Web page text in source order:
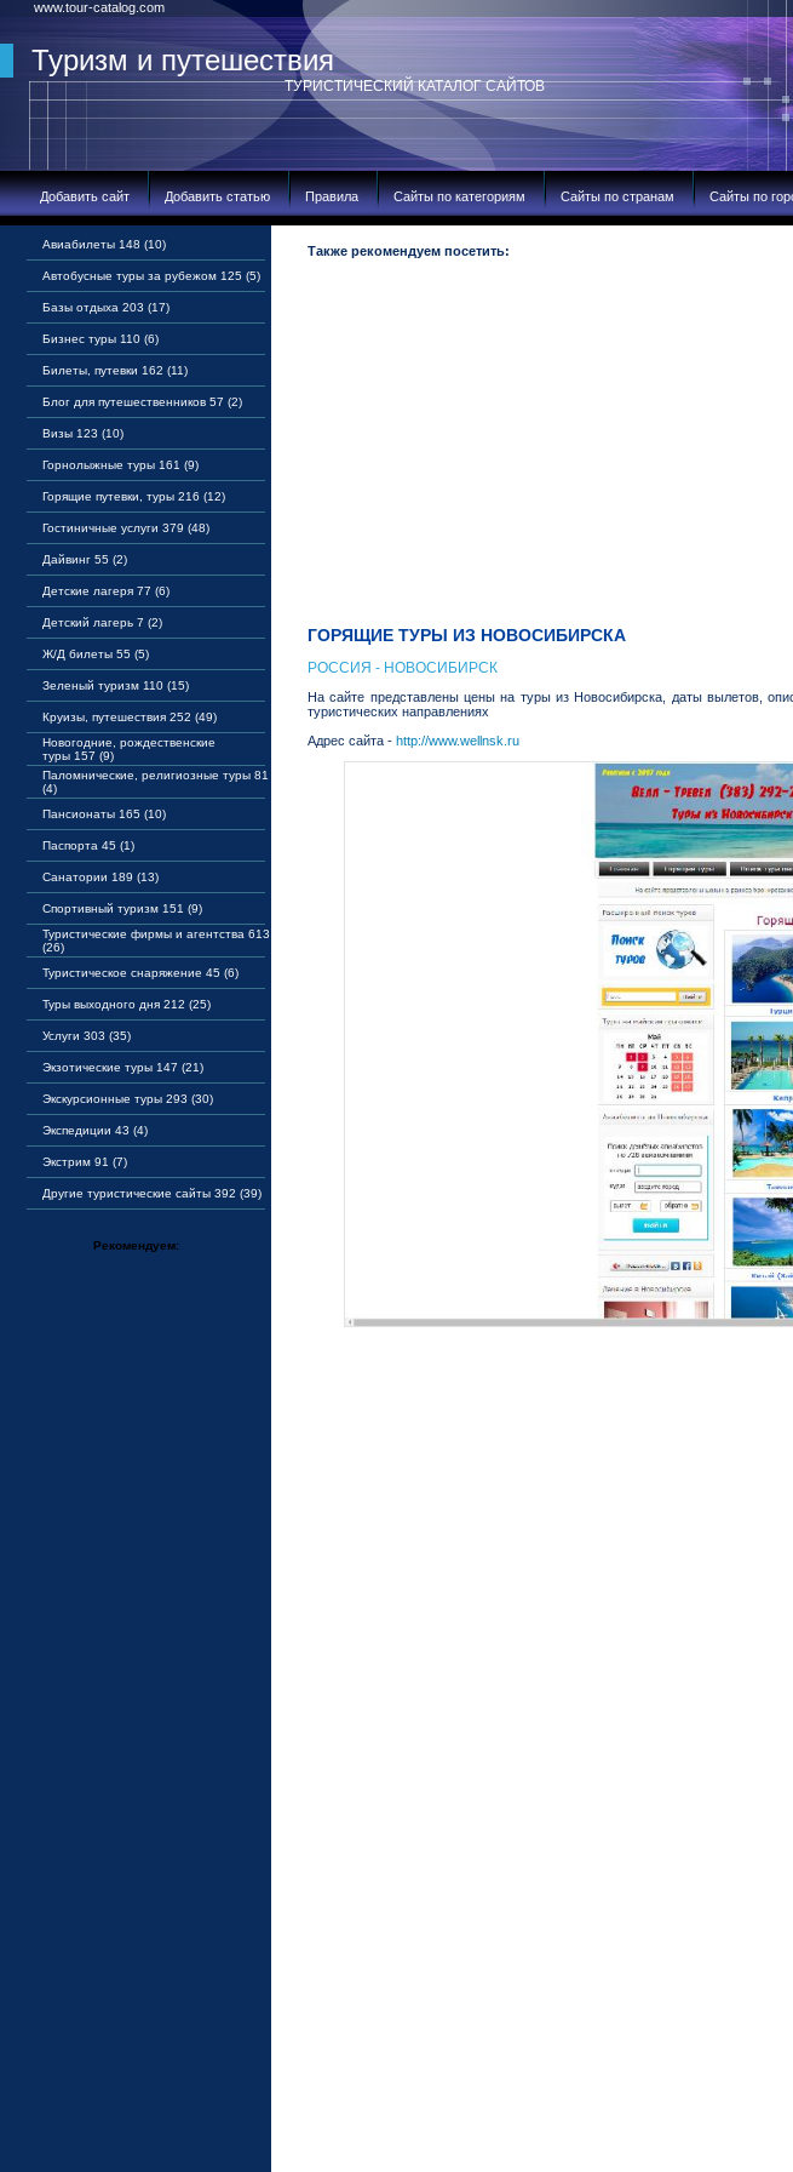
www.tour-catalog.com
Туризм и путешествия
ТУРИСТИЧЕСКИЙ КАТАЛОГ САЙТОВ
Добавить сайт Добавить статью Правила Сайты по категориям Сайты по странам Сайты по
Авиабилеты 148 (10)
Автобусные туры за рубежом 125 (5)
Базы отдыха 203 (17)
Бизнес туры 110 (6)
Билеты, путевки 162 (11)
Блог для путешественников 57 (2)
Визы 123 (10)
Горнолыжные туры 161 (9)
Горящие путевки, туры 216 (12)
Гостиничные услуги 379 (48)
Дайвинг 55 (2)
Детские лагеря 77 (6)
Детский лагерь 7 (2)
Ж/Д билеты 55 (5)
Зеленый туризм 110 (15)
Круизы, путешествия 252 (49)
Новогодние, рождественские
туры 157 (9)
Паломнические, религиозные туры 81
(4)
Пансионаты 165 (10)
Паспорта 45 (1)
Санатории 189 (13)
Спортивный туризм 151 (9)
Туристические фирмы и агентства 613
(26)
Туристическое снаряжение 45 (6)
Туры выходного дня 212 (25)
Услуги 303 (35)
Экзотические туры 147 (21)
Экскурсионные туры 293 (30)
Экспедиции 43 (4)
Экстрим 91 (7)
Другие туристические сайты 392 (39)
Рекомендуем:
Также рекомендуем посетить:
ГОРЯЩИЕ ТУРЫ ИЗ НОВОСИБИРСКА
РОССИЯ - НОВОСИБИРСК
На сайте представлены цены на туры из Новосибирска, даты вылетов,
туристических направлениях
Адрес сайта - http://www.wellnsk.ru